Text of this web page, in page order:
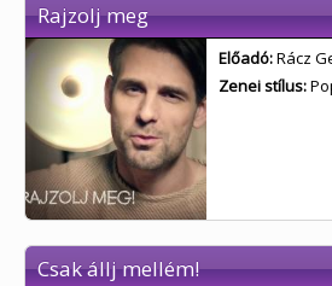
Rajzolj meg
Előadó:Rácz
Zenei stílus:
Csak állj mellém!